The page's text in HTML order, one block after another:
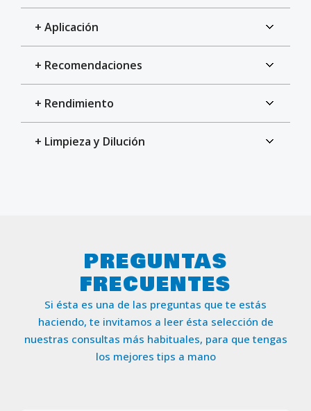
+ Aplicación
+ Recomendaciones
+ Rendimiento
+ Limpieza y Dilución
PREGUNTAS
FRECUENTES
Si ésta es una de las preguntas que te estás
haciendo, te invitamos a leer ésta selección de
nuestras consultas más habituales, para que tengas
los mejores tips a mano